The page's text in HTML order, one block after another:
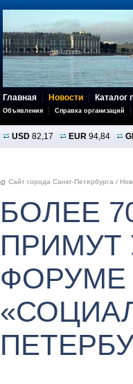
Главная Новости Каталог
Объявления Справка организаций
USD 82,17 EUR 94,84
Сайт города Санкт-Петербурга /
БОЛЕЕ
ПРИМУТ
ФОРУМЕ